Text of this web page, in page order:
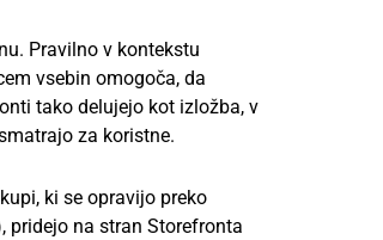
Pravilno v kontekstu
vsebin omogoča, da
tako delujejo kot izložba, v
za koristne.
ki se opravijo preko
pridejo na stran Storefronta